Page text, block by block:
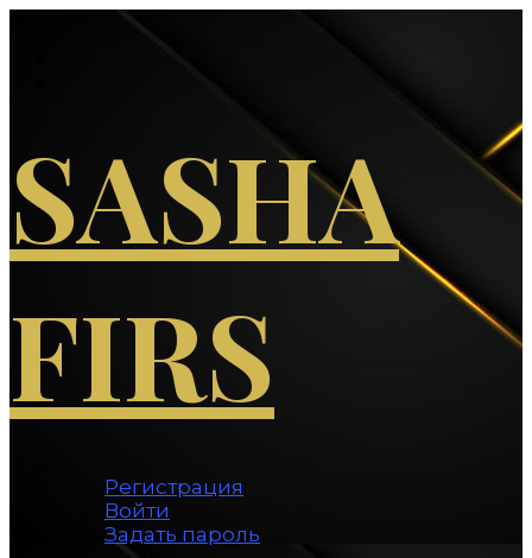
SASHA
FIRS
Регистрация
Войти
Задать пароль